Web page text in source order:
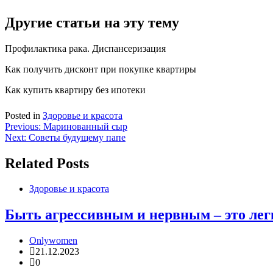
Другие статьи на эту тему
Профилактика рака. Диспансеризация
Как получить дисконт при покупке квартиры
Как купить квартиру без ипотеки
Posted in Здоровье и красота
Навигация
по
записям
Previous: Маринованный сыр
Next: Советы будущему папе
Related Posts
Здоровье и красота
Быть агрессивным и нервным – это
Onlywomen
21.12.2023
0